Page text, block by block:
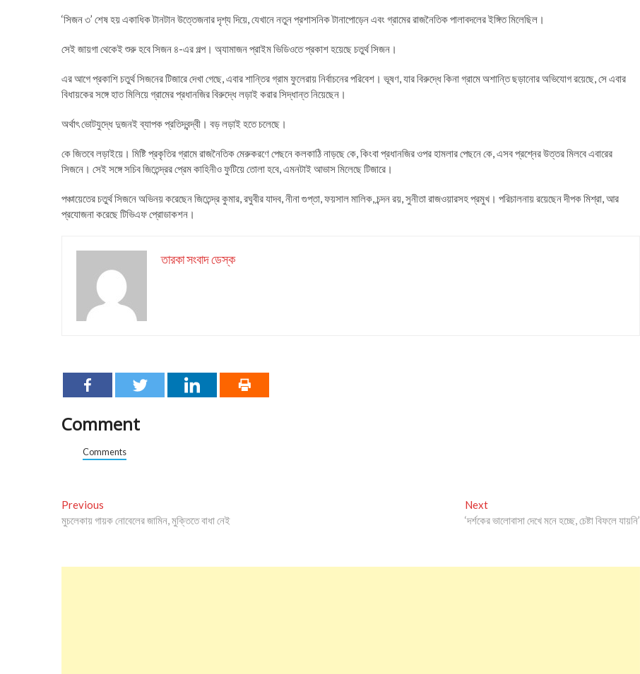
‘সিজন ৩’ শেষ হয় একাধিক টানটান উত্তেজনার দৃশ্য দিয়ে, যেখানে নতুন প্রশাসনিক টানাপোড়েন এবং গ্রামের রাজনৈতিক পালাবদলের ইঙ্গিত মিলেছিল।
সেই জায়গা থেকেই শুরু হবে সিজন ৪-এর গল্প। অ্যামাজন প্রাইম ভিডিওতে প্রকাশ হয়েছে চতুর্থ সিজন।
এর আগে প্রকাশি চতুর্থ সিজনের টিজারে দেখা গেছে, এবার শান্তির গ্রাম ফুলেরায় নির্বাচনের পরিবেশ। ভূষণ, যার বিরুদ্ধে কিনা গ্রামে অশান্তি ছড়ানোর অভিযোগ রয়েছে, সে এবার
বিধায়কের সঙ্গে হাত মিলিয়ে গ্রামের প্রধানজির বিরুদ্ধে লড়াই করার সিদ্ধান্ত নিয়েছেন।
অর্থাৎ ভোটযুদ্ধে দুজনই ব্যাপক প্রতিদ্বন্দ্বী। বড় লড়াই হতে চলেছে।
কে জিতবে লড়াইয়ে। মিষ্টি প্রকৃতির গ্রামে রাজনৈতিক মেরুকরণে পেছনে কলকাঠি নাড়ছে কে, কিংবা প্রধানজির ওপর হামলার পেছনে কে, এসব প্রশ্নের উত্তর মিলবে এবারের
সিজনে। সেই সঙ্গে সচিব জিতেন্দ্রর প্রেম কাহিনীও ফুটিয়ে তোলা হবে, এমনটাই আভাস মিলেছে টিজারে।
পঞ্চায়েতের চতুর্থ সিজনে অভিনয় করেছেন জিতেন্দ্র কুমার, রঘুবীর যাদব, নীনা গুপ্তা, ফয়সাল মালিক, চন্দন রয়, সুনীতা রাজওয়ারসহ প্রমুখ। পরিচালনায় রয়েছেন দীপক মিশ্রা, আর
প্রযোজনা করেছে টিভিএফ প্রোডাকশন।
তারকা সংবাদ ডেস্ক
Comment
Comments
Post
navigation
Previous
post:
মুচলেকায় গায়ক নোবেলের জামিন, মুক্তিতে বাধা নেই
NextNext
post:
‘দর্শকের ভালোবাসা দেখে মনে হচ্ছে, চেষ্টা বিফলে যায়নি’